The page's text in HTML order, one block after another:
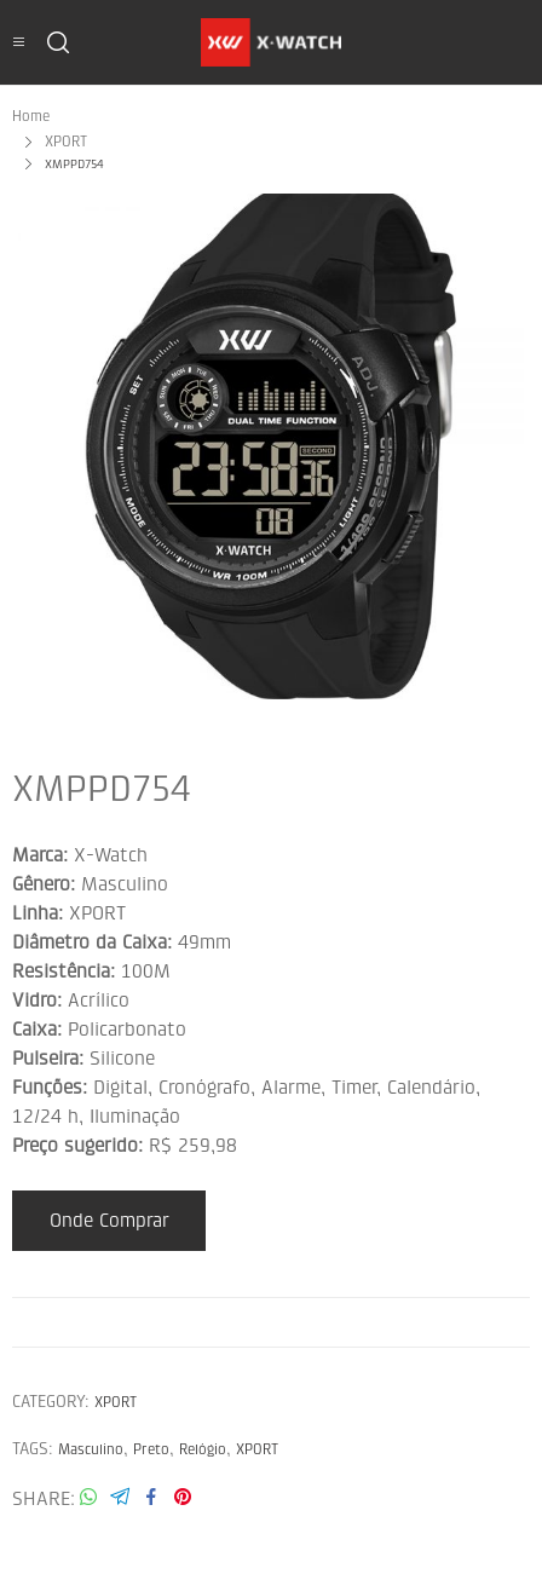
Home
XPORT
XMPPD754
XMPPD754
Marca: X-Watch
Gênero: Masculino
Linha: XPORT
Diâmetro da Caixa: 49mm
Resistência: 100M
Vidro: Acrílico
Caixa: Policarbonato
Pulseira: Silicone
Funções: Digital, Cronógrafo, Alarme, Timer, Calendário,
12/24 h, Iluminação
Preço sugerido: R$ 259,98
Onde Comprar
CATEGORY: XPORT
TAGS: Masculino, Preto, Relógio, XPORT
SHARE